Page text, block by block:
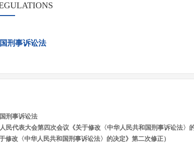
刑事诉讼法
刑事诉讼法
民代表大会第四次会议《关于修改〈中华人民共和国刑事诉讼法
改〈中华人民共和国刑事诉讼法〉的决定》第二次修正）